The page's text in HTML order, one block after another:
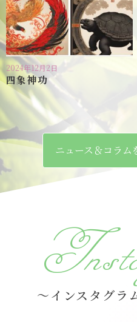
2024年12月2日
四象神功
ニュース＆コラム
～インスタグラ